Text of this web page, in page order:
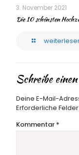
3. November 2021
Die 10 schönsten
Schreibe
Deine E-Mail-
Erforderliche
Kommentar *